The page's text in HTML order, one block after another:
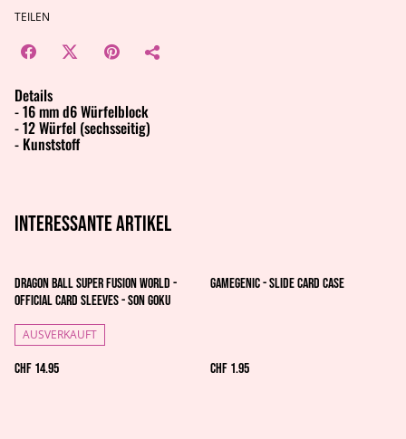
TEILEN
Details
- 16 mm d6 Würfelblock
- 12 Würfel (sechsseitig)
- Kunststoff
Interessante artikel
Dragon Ball Super Fusion World -
Official Card Sleeves - Son Goku
AUSVERKAUFT
CHF 14.95
Gamegenic - Slide Card Case
CHF 1.95